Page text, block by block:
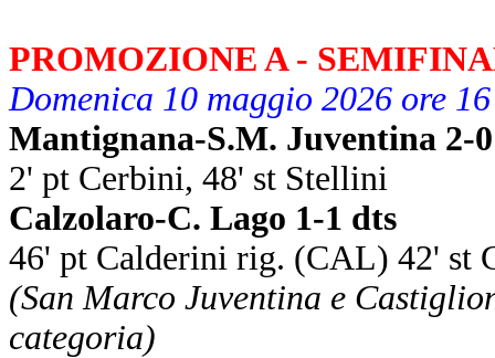
PROMOZIONE A -
Domenica 10 maggio 2026 ore 16
Mantignana-S.M. Juventina 2-0
2' pt Cerbini, 48' st Stellini
Calzolaro-C. Lago 1-1 dts
46' pt Calderini rig. (CAL) 42' st
(San Marco Juventina e
categoria)